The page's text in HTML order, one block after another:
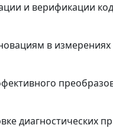
и верификации
в измерениях
диагностических